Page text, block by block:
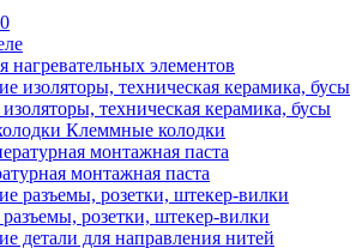
нагревательных элементов
техническая керамика, бусы
Клеммные колодки
монтажная паста
розетки, штекер-вилки